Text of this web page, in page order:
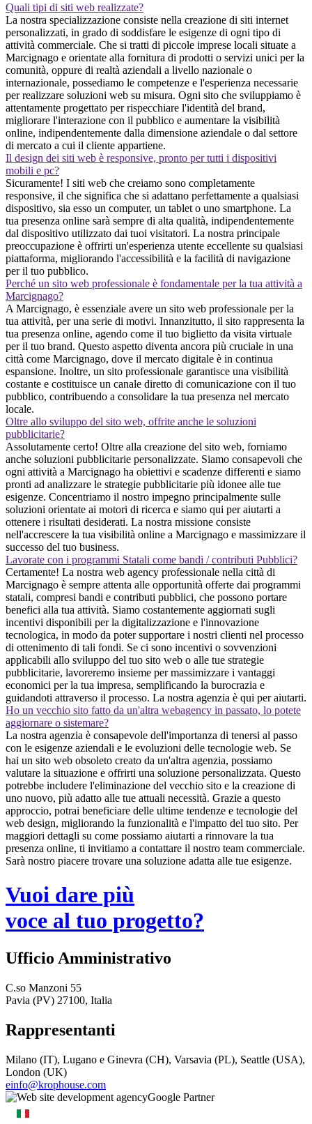
Quali tipi di siti web realizzate?
La nostra specializzazione consiste nella creazione di siti internet
personalizzati, in grado di soddisfare le esigenze di ogni tipo di
attività commerciale. Che si tratti di piccole imprese locali situate a
Marcignago e orientate alla fornitura di prodotti o servizi unici per la
comunità, oppure di realtà aziendali a livello nazionale o
internazionale, possediamo le competenze e l'esperienza necessarie
per realizzare soluzioni web su misura. Ogni sito che sviluppiamo è
attentamente progettato per rispecchiare l'identità del brand,
migliorare l'interazione con il pubblico e aumentare la visibilità
online, indipendentemente dalla dimensione aziendale o dal settore
di mercato a cui il cliente appartiene.
Il design dei siti web è responsive, pronto per tutti i dispositivi
mobili e pc?
Sicuramente! I siti web che creiamo sono completamente
responsive, il che significa che si adattano perfettamente a qualsiasi
dispositivo, sia esso un computer, un tablet o uno smartphone. La
tua presenza online sarà sempre di alta qualità, indipendentemente
dal dispositivo utilizzato dai tuoi visitatori. La nostra principale
preoccupazione è offrirti un'esperienza utente eccellente su qualsiasi
piattaforma, migliorando l'accessibilità e la facilità di navigazione
per il tuo pubblico.
Perché un sito web professionale è fondamentale per la tua attività a
Marcignago?
A Marcignago, è essenziale avere un sito web professionale per la
tua attività, per una serie di motivi. Innanzitutto, il sito rappresenta la
tua presenza online, agendo come il tuo biglietto da visita virtuale
per il tuo brand. Questo aspetto diventa ancora più cruciale in una
città come Marcignago, dove il mercato digitale è in continua
espansione. Inoltre, un sito professionale garantisce una visibilità
costante e costituisce un canale diretto di comunicazione con il tuo
pubblico, contribuendo a consolidare la tua presenza nel mercato
locale.
Oltre allo sviluppo del sito web, offrite anche le soluzioni
pubblicitarie?
Assolutamente certo! Oltre alla creazione del sito web, forniamo
anche soluzioni pubblicitarie personalizzate. Siamo consapevoli che
ogni attività a Marcignago ha obiettivi e scadenze differenti e siamo
pronti ad analizzare le strategie pubblicitarie più idonee alle tue
esigenze. Concentriamo il nostro impegno principalmente sulle
soluzioni orientate ai motori di ricerca e siamo qui per aiutarti a
ottenere i risultati desiderati. La nostra missione consiste
nell'accrescere la tua visibilità online a Marcignago e massimizzare il
successo del tuo business.
Lavorate con i programmi Statali come bandi / contributi Pubblici?
Certamente! La nostra web agency professionale nella città di
Marcignago è sempre attenta alle opportunità offerte dai programmi
statali, compresi bandi e contributi pubblici, che possono portare
benefici alla tua attività. Siamo costantemente aggiornati sugli
incentivi disponibili per la digitalizzazione e l'innovazione
tecnologica, in modo da poter supportare i nostri clienti nel processo
di ottenimento di tali fondi. Se ci sono incentivi o sovvenzioni
applicabili allo sviluppo del tuo sito web o alle tue strategie
pubblicitarie, lavoreremo insieme per massimizzare i vantaggi
economici per la tua impresa, semplificando la burocrazia e
guidandoti attraverso il processo. La nostra agenzia è qui per aiutarti.
Ho un vecchio sito fatto da un'altra webagency in passato, lo potete
aggiornare o sistemare?
La nostra agenzia è consapevole dell'importanza di tenersi al passo
con le esigenze aziendali e le evoluzioni delle tecnologie web. Se
hai un sito web obsoleto creato da un'altra agenzia, possiamo
valutare la situazione e offrirti una soluzione personalizzata. Questo
potrebbe includere l'eliminazione del vecchio sito e la creazione di
uno nuovo, più adatto alle tue attuali necessità. Grazie a questo
approccio, potrai beneficiare delle ultime tendenze e tecnologie del
web design, migliorando la funzionalità e l'impatto del tuo sito. Per
maggiori dettagli su come possiamo aiutarti a rinnovare la tua
presenza online, ti invitiamo a contattare il nostro team commerciale.
Sarà nostro piacere trovare una soluzione adatta alle tue esigenze.
Vuoi dare più
voce al tuo progetto?
Ufficio Amministrativo
C.so Manzoni 55
Pavia (PV) 27100, Italia
Rappresentanti
Milano (IT), Lugano e Ginevra (CH), Varsavia (PL), Seattle (USA),
London (UK)
einfo@krophouse.com